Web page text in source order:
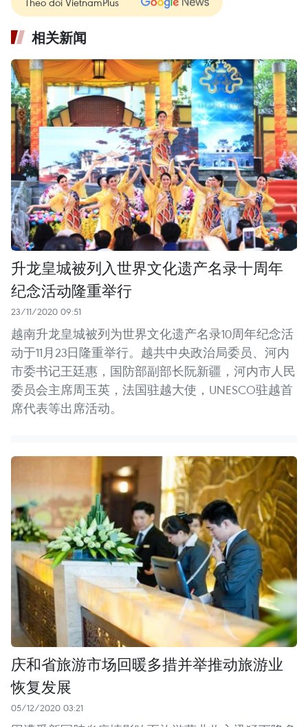
相关新闻
升龙皇城被列入世界文化遗产名录十周年
纪念活动隆重举行
23/11/2020 09:51
越南升龙皇城被列为世界文化遗产名录10周年纪念活
动于11月23日隆重举行。越共中央政治局委员、河内
市委书记王廷惠，国防部副部长阮新疆，河内市人民
委员会主席周玉英，法国驻越大使，UNESCO驻越首
席代表等出席活动。
庆和省旅游市场回暖多措并举推动旅游业
恢复发展
05/12/2020 03:21